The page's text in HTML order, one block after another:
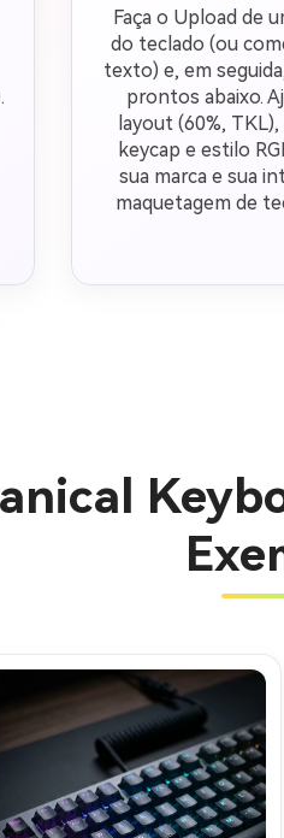
Faça o Upload de
do teclado (ou
texto) e, em
prontos abaixo.
layout (60%,
keycap e estilo
sua marca e sua
maquetagem de